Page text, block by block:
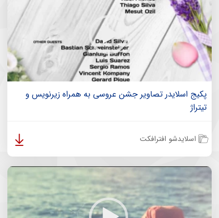
پکیج اسلایدر تصاویر جشن عروسی به همراه زیرنویس و
تیتراژ
اسلایدشو افترافکت